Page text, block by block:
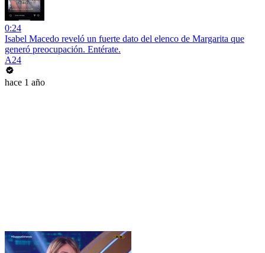
0:24
Isabel Macedo reveló un fuerte dato del elenco de Margarita que
generó preocupación. Entérate.
A24
hace 1 año